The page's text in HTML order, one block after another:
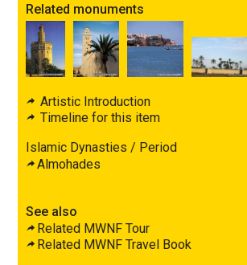
Related monuments
Artistic Introduction
Timeline for this item
Islamic Dynasties / Period
Almohades
See also
Related MWNF Tour
Related MWNF Travel Book